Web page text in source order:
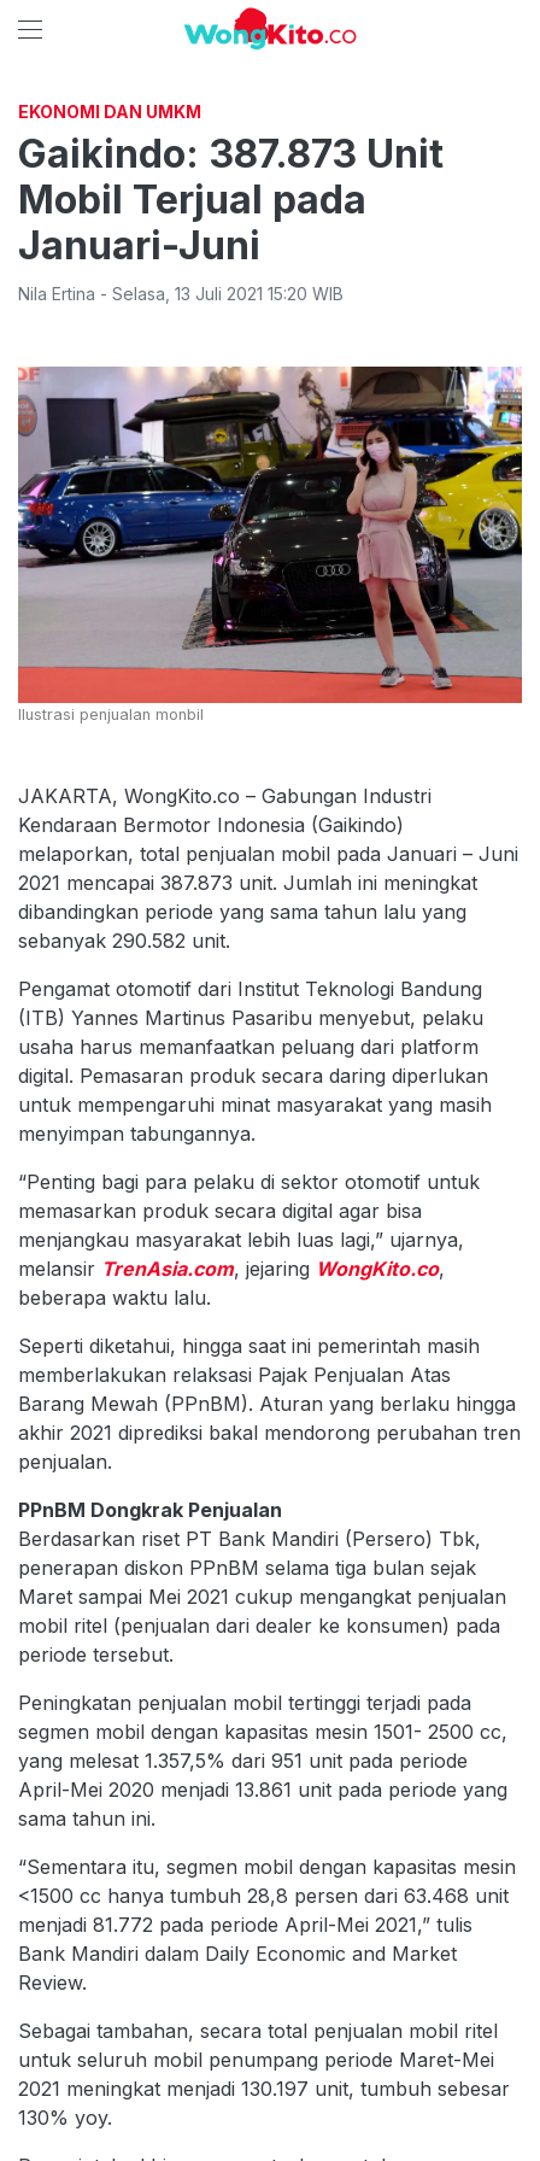
EKONOMI DAN UMKM
Gaikindo: 387.873 Unit
Mobil Terjual pada
Januari-Juni
Nila Ertina - Selasa 13 Juli 2021 15:20 WIB
Ilustrasi penjualan monbil
JAKARTA, WongKito.co – Gabungan Industri
Kendaraan Bermotor Indonesia (Gaikindo)
melaporkan, total penjualan mobil pada Januari – Juni
2021 mencapai 387.873 unit. Jumlah ini meningkat
dibandingkan periode yang sama tahun lalu yang
sebanyak 290.582 unit.
Pengamat otomotif dari Institut Teknologi Bandung
(ITB) Yannes Martinus Pasaribu menyebut, pelaku
usaha harus memanfaatkan peluang dari platform
digital. Pemasaran produk secara daring diperlukan
untuk mempengaruhi minat masyarakat yang masih
menyimpan tabungannya.
“Penting bagi para pelaku di sektor otomotif untuk
memasarkan produk secara digital agar bisa
menjangkau masyarakat lebih luas lagi,” ujarnya,
melansir TrenAsia.com, jejaring WongKito.co,
beberapa waktu lalu.
Seperti diketahui, hingga saat ini pemerintah masih
memberlakukan relaksasi Pajak Penjualan Atas
Barang Mewah (PPnBM). Aturan yang berlaku hingga
akhir 2021 diprediksi bakal mendorong perubahan tren
penjualan.
PPnBM Dongkrak Penjualan
Berdasarkan riset PT Bank Mandiri (Persero) Tbk,
penerapan diskon PPnBM selama tiga bulan sejak
Maret sampai Mei 2021 cukup mengangkat penjualan
mobil ritel (penjualan dari dealer ke konsumen) pada
periode tersebut.
Peningkatan penjualan mobil tertinggi terjadi pada
segmen mobil dengan kapasitas mesin 1501- 2500 cc,
yang melesat 1.357,5% dari 951 unit pada periode
April-Mei 2020 menjadi 13.861 unit pada periode yang
sama tahun ini.
“Sementara itu, segmen mobil dengan kapasitas mesin
<1500 cc hanya tumbuh 28,8 persen dari 63.468 unit
menjadi 81.772 pada periode April-Mei 2021,” tulis
Bank Mandiri dalam Daily Economic and Market
Review.
Sebagai tambahan, secara total penjualan mobil ritel
untuk seluruh mobil penumpang periode Maret-Mei
2021 meningkat menjadi 130.197 unit, tumbuh sebesar
130% yoy.